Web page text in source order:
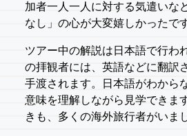
加者一人一人に対する気遣いな
なし」の心が大変嬉しかったです
ツアー中の解説は日本語で行わ
の拝観者には、英語などに翻訳
手渡されます。日本語がわから
意味を理解しながら見学できま
きも、多くの海外旅行者がいま